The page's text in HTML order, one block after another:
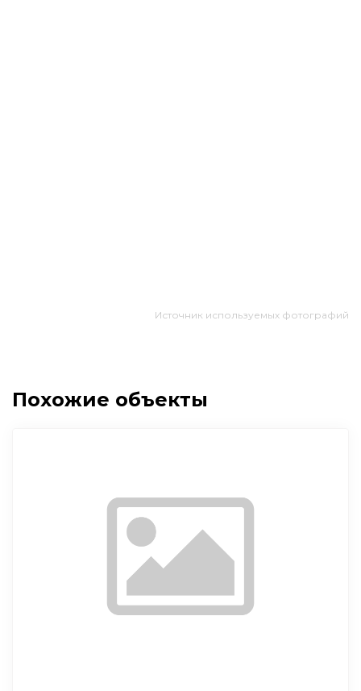
Источник используемых фотографий
Похожие объекты